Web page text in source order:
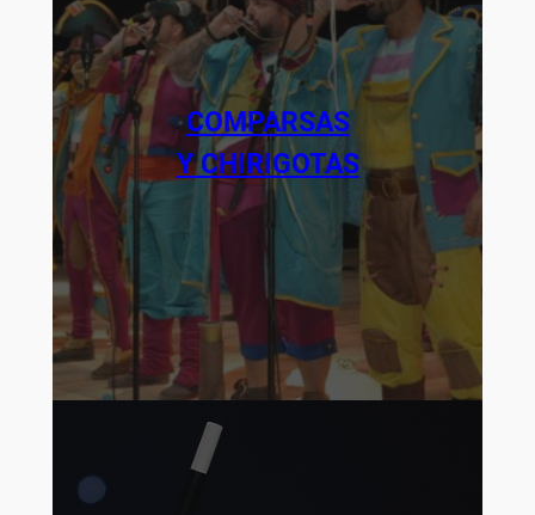
COMPARSAS
Y CHIRIGOTAS